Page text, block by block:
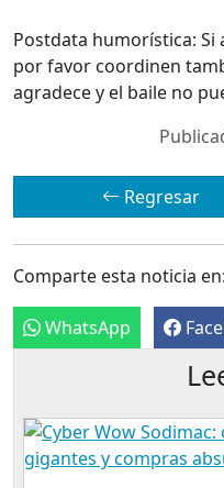
Postdata humorística:
por favor coordinen
agradece y el baile no
Regresar
Comparte esta noticia en:
WhatsApp